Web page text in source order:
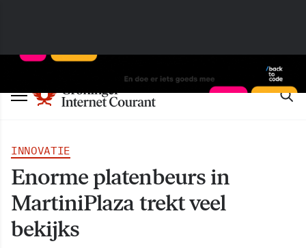
INNOVATIE
Enorme platenbeurs in
MartiniPlaza trekt veel
bekijks